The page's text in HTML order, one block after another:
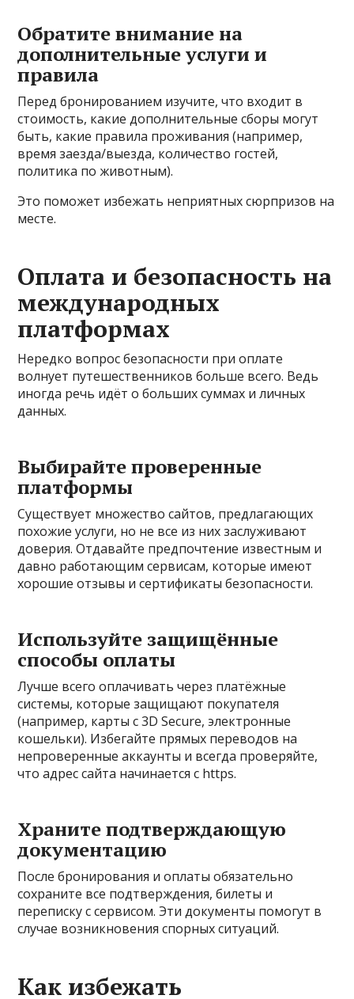
Обратите внимание на
дополнительные услуги и
правила
Перед бронированием изучите, что входит в
стоимость, какие дополнительные сборы могут
быть, какие правила проживания (например,
время заезда/выезда, количество гостей,
политика по животным).
Это поможет избежать неприятных сюрпризов на
месте.
Оплата и безопасность на
международных
платформах
Нередко вопрос безопасности при оплате
волнует путешественников больше всего. Ведь
иногда речь идёт о больших суммах и личных
данных.
Выбирайте проверенные
платформы
Существует множество сайтов, предлагающих
похожие услуги, но не все из них заслуживают
доверия. Отдавайте предпочтение известным и
давно работающим сервисам, которые имеют
хорошие отзывы и сертификаты безопасности.
Используйте защищённые
способы оплаты
Лучше всего оплачивать через платёжные
системы, которые защищают покупателя
(например, карты с 3D Secure, электронные
кошельки). Избегайте прямых переводов на
непроверенные аккаунты и всегда проверяйте,
что адрес сайта начинается с https.
Храните подтверждающую
документацию
После бронирования и оплаты обязательно
сохраните все подтверждения, билеты и
переписку с сервисом. Эти документы помогут в
случае возникновения спорных ситуаций.
Как избежать